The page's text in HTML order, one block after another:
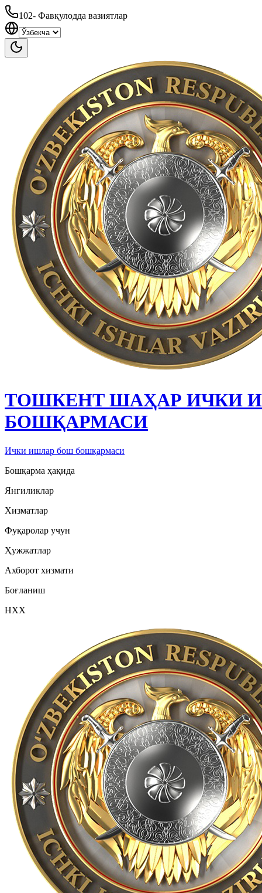
102- Фавқулодда вазиятлар
ТОШКЕНТ ШАҲАР ИЧКИ
БОШҚАРМАСИ
Ички ишлар бош бошқармаси
Бошқарма ҳақида
Янгиликлар
Хизматлар
Фуқаролар учун
Ҳужжатлар
Ахборот хизмати
Боғланиш
НХХ